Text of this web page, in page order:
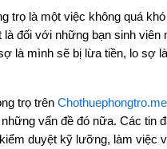
trọ là một việc không quá
đối với những bạn sinh viên
là mình sẽ bị lừa tiền, lo sợ
trọ trên Chothuephongtro.me
vấn đề đó nữa. Các tin
duyệt kỹ lưỡng, làm việc